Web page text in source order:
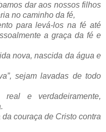
dar aos nossos filhos
no caminho da fé,
para levá-los na fé até
a graça da fé e
nova, nascida da água e
sejam lavadas de todo
e verdadeiramente,
couraça de Cristo contra